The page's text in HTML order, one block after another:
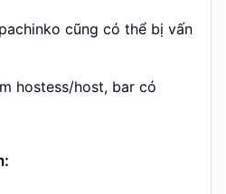
cũng có thể bị vấn
hostess/host, bar có